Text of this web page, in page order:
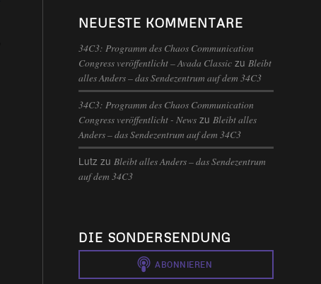
NEUESTE KOMMENTARE
34C3: Programm des Chaos Communication
Congress veröffentlicht – Avada Classic zuBleibt
alles Anders – das Sendezentrum auf dem 34C3
34C3: Programm des Chaos Communication
Congress veröffentlicht - News zuBleibt alles
Anders – das Sendezentrum auf dem 34C3
Lutz zuBleibt alles Anders – das Sendezentrum
auf dem 34C3
DIE SONDERSENDUNG